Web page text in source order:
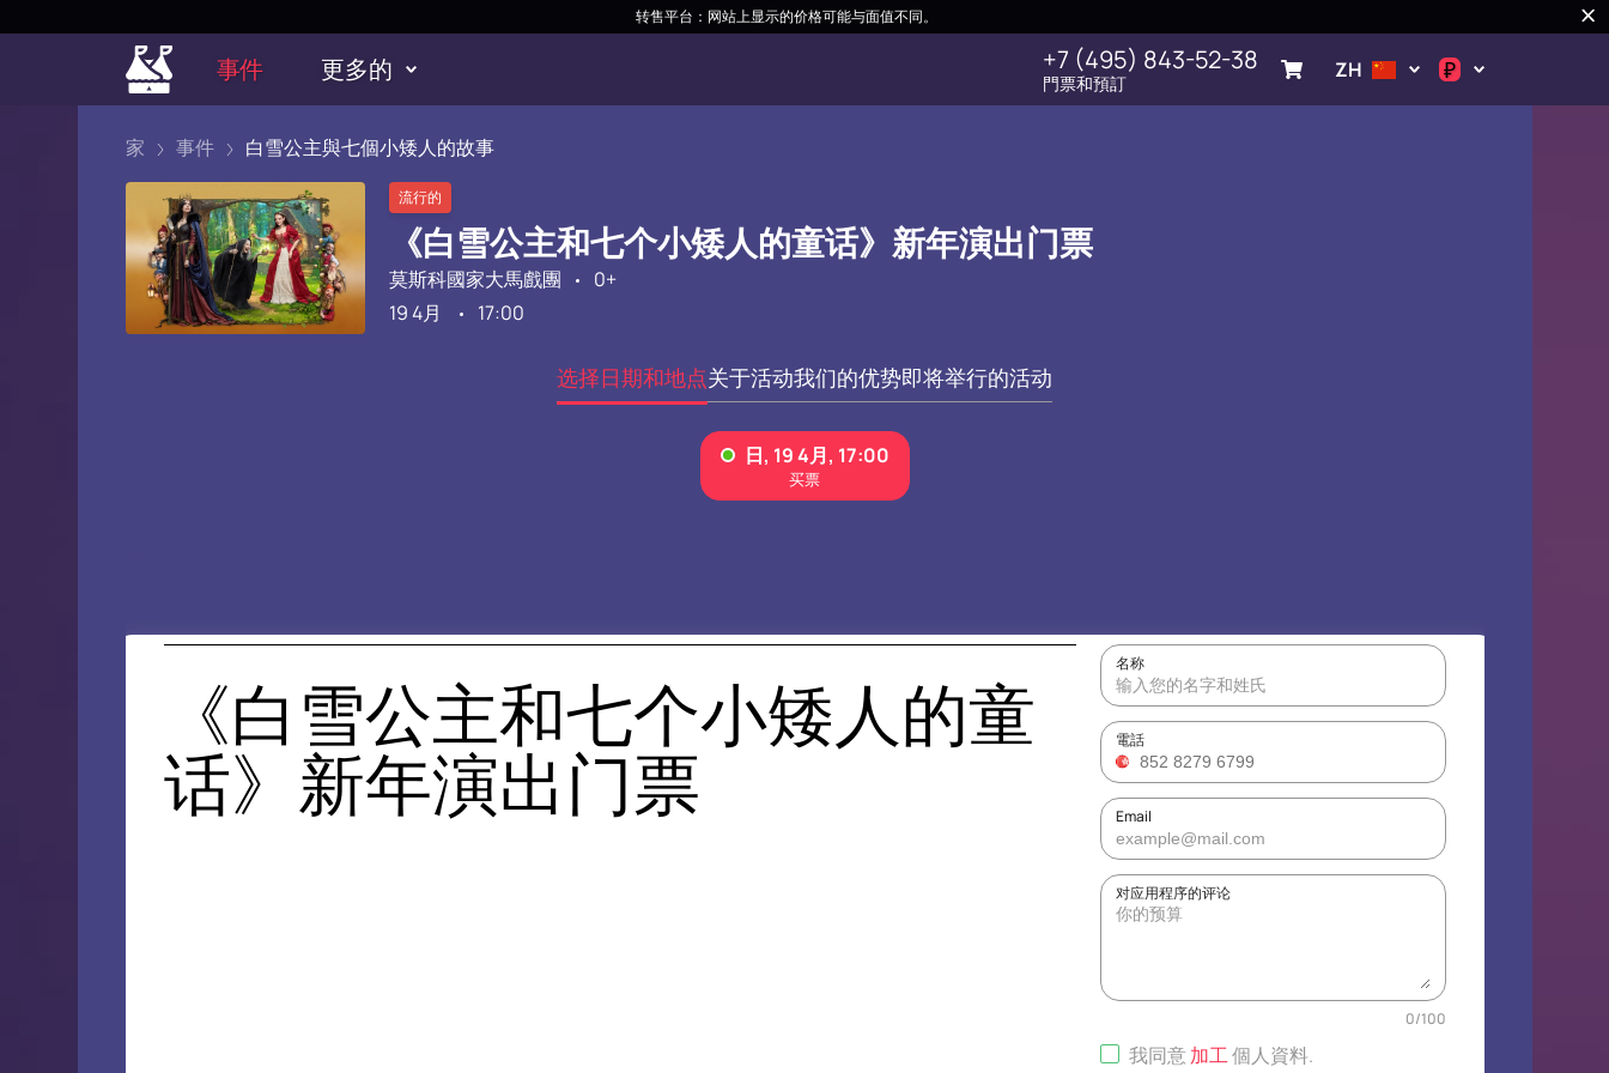
转售平台：网站上显示的价格可能与面值不同。
事件 更多的 +7 (495) 843-52-38
門票和預訂
ZH ₽
家 事件 白雪公主與七個小矮人的故事
流行的
《白雪公主和七个小矮人的童话》新年演出门票
莫斯科國家大馬戲團
0+
19 4月
17:00
选择日期和地点关于活动我们的优势即将举行的活动
《白雪公主和七个小矮人的童
话》新年演出门票
名称
電話
Email
对应用程序的评论
0/100
我同意 加工個人資料.